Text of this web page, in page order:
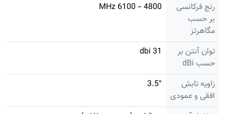
رنج فرکانسی
بر حسب
مگاهرتز
4800 – 6100 MHz
توان آنتن بر
حسب dBi
31 dbi
زاویه تابش
افقی و عمودی
3.5°